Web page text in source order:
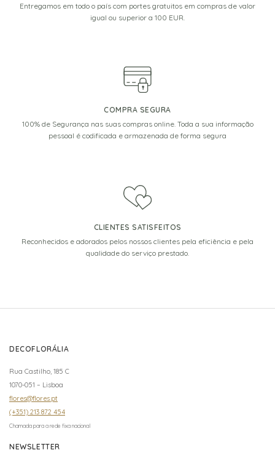
Entregamos em todo o país com portes gratuitos em compras de valor
igual ou superior a 100 EUR.
COMPRA SEGURA
100% de Segurança nas suas compras online. Toda a sua informação
pessoal é codificada e armazenada de forma segura
CLIENTES SATISFEITOS
Reconhecidos e adorados pelos nossos clientes pela eficiência e pela
qualidade do serviço prestado.
DECOFLORÁLIA
Rua Castilho, 185 C
1070-051 – Lisboa
flores@flores.pt
(+351) 213 872 454
Chamada para a rede fixa nacional
NEWSLETTER